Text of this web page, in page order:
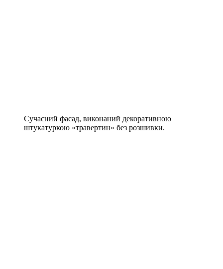
Сучасний фасад, виконаний декоративною
штукатуркою «травертин» без розшивки.